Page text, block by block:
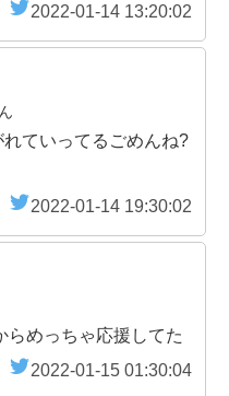
2022-01-14 13:20:02
ていってるごめんね?
2022-01-14 19:30:02
らめっちゃ応援してた
2022-01-15 01:30:04